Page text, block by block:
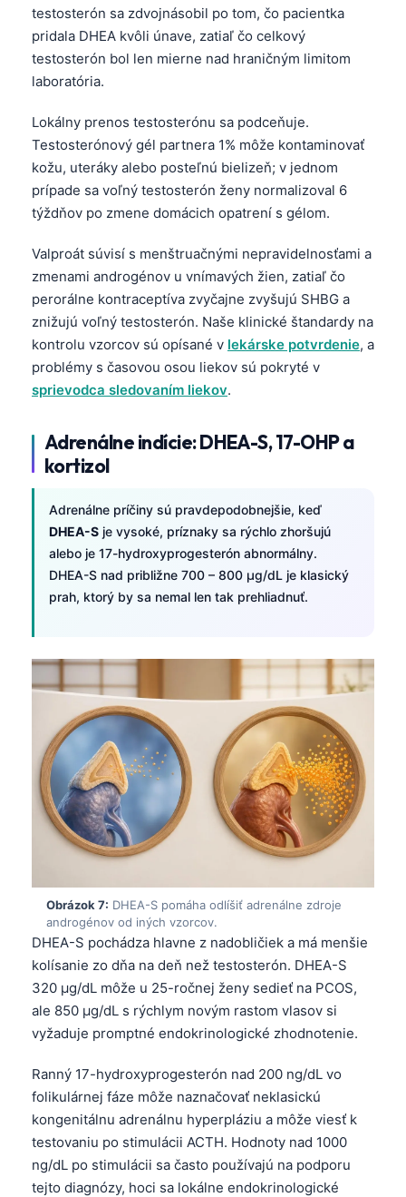
testosterón sa zdvojnásobil po tom, čo pacientka
pridala DHEA kvôli únave, zatiaľ čo celkový
testosterón bol len mierne nad hraničným limitom
laboratória.
Lokálny prenos testosterónu sa podceňuje.
Testosterónový gél partnera 1% môže kontaminovať
kožu, uteráky alebo posteľnú bielizeň; v jednom
prípade sa voľný testosterón ženy normalizoval 6
týždňov po zmene domácich opatrení s gélom.
Valproát súvisí s menštruačnými nepravidelnosťami a
zmenami androgénov u vnímavých žien, zatiaľ čo
perorálne kontraceptíva zvyčajne zvyšujú SHBG a
znižujú voľný testosterón. Naše klinické štandardy na
kontrolu vzorcov sú opísané v lekárske potvrdenie, a
problémy s časovou osou liekov sú pokryté v
sprievodca sledovaním liekov.
Adrenálne indície: DHEA-S, 17-OHP a
kortizol
Adrenálne príčiny sú pravdepodobnejšie, keď
DHEA-S je vysoké, príznaky sa rýchlo zhoršujú
alebo je 17-hydroxyprogesterón abnormálny.
DHEA-S nad približne 700 – 800 µg/dL je klasický
prah, ktorý by sa nemal len tak prehliadnuť.
Obrázok 7: DHEA-S pomáha odlíšiť adrenálne zdroje
androgénov od iných vzorcov.
DHEA-S pochádza hlavne z nadobličiek a má menšie
kolísanie zo dňa na deň než testosterón. DHEA-S
320 µg/dL môže u 25-ročnej ženy sedieť na PCOS,
ale 850 µg/dL s rýchlym novým rastom vlasov si
vyžaduje promptné endokrinologické zhodnotenie.
Ranný 17-hydroxyprogesterón nad 200 ng/dL vo
folikulárnej fáze môže naznačovať neklasickú
kongenitálnu adrenálnu hyperpláziu a môže viesť k
testovaniu po stimulácii ACTH. Hodnoty nad 1000
ng/dL po stimulácii sa často používajú na podporu
tejto diagnózy, hoci sa lokálne endokrinologické
Tiếng Việt
Tagalog
ไทย
ဗမာစာ
ភាសាខ្មែរ
Kiswahili
አማርኛ
O‘zbekcha
Català
Қазақ тілі
Suomi
Hrvatski
كوردی‎
پښتو
سنڌي
සිංහල
Македонски јазик
Euskara
Gàidhlig
العربية المغربية
Afrikaans
ພາສາລາວ
Basa Jawa
Cebuano
Кыргызча
Беларуская мова
Esperanto
Frysk
Norsk bokmål